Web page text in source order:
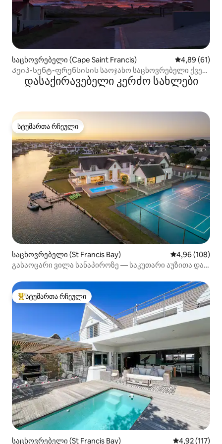
საცხოვრებელი (Cape Saint Francis) საშუალო
4,89 (61)
Კეიპ-სენტ-ფრენსისის საოჯახო საცხოვრებელი ქვებზე
სპეცტექნიკა!
დასაქირავებელი კერძო სახლები
სტუმართა რჩეული
სტუმართა რჩეული
საცხოვრებელი (St Francis Bay) საშუალო
4,96 (108)
გასაოცარი ვილა სანაპიროზე — საკუთარი აუზითა და
სტუმართა რჩეული მოწინავე ვარიანტი
სტუმართა რჩეული
საცხოვრებელი (St Francis Bay) საშუალო
4,92 (117)